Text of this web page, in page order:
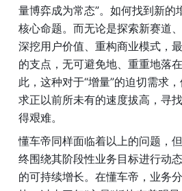
量博弈成为常态”。如何找到新的
核心命题。而无论是探索新赛道
深挖用户价值、重构商业模式，
的支点，无可避免地、重重地落
此，这种对于“增量”的迫切需求
求正以前所未有的速度拔高，寻
得艰难。
懂车帝同样面临着以上的问题，
终围绕其阶段性业务目标进行动
的可持续增长。在懂车帝，业务